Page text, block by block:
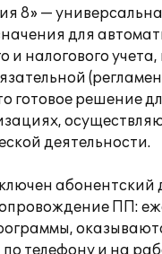
8» —
для
и налогового
готовое решение
деятельности.
абонентский
ПП:
телефону и на